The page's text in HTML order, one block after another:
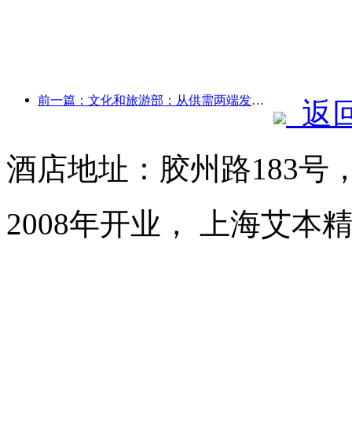
前一篇：文化和旅游部：从供需两端发力，引导文旅消费活动出行
返
酒店地址：胶州路183号
2008年开业， 上海艾